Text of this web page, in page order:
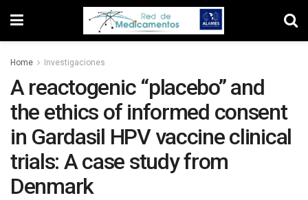
Home Investigaciones
A reactogenic “placebo” and
the ethics of informed consent
in Gardasil HPV vaccine clinical
trials: A case study from
Denmark